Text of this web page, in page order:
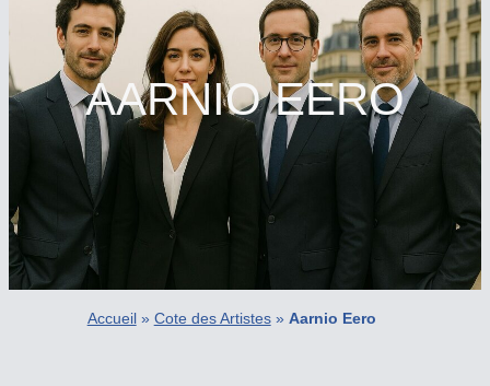
AARNIO EERO
Accueil» Cote des Artistes» Aarnio Eero